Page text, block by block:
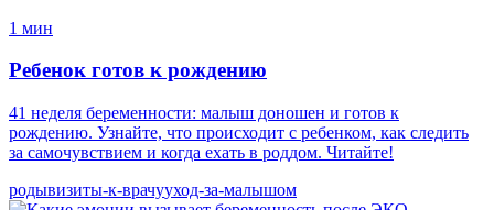
1 мин
Ребенок готов к рождению
41 неделя беременности: малыш доношен и готов к
рождению. Узнайте, что происходит с ребенком, как следить
за самочувствием и когда ехать в роддом. Читайте!
родывизиты-к-врачууход-за-малышом